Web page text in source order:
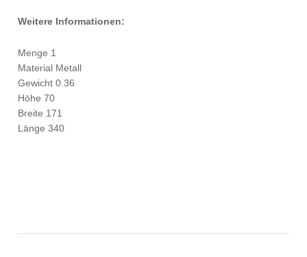
Weitere Informationen:
Menge 1
Material Metall
Gewicht 0.36
Höhe 70
Breite 171
Länge 340